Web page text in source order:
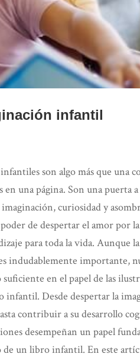
infantil
son algo más que una
en una página. Son una puerta
curiosidad y
de despertar el amor por
para toda la vida. Aunque la
indudablemente importante,
en el papel de las
infantil. Desde despertar la
contribuir a su desarrollo
desempeñan un papel
de un libro infantil. En este